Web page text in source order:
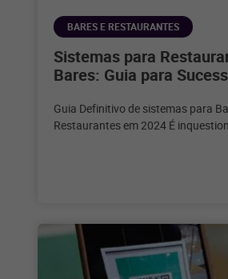
BARES E RESTAURANTES
Sistemas para
Bares: Guia para
Guia Definitivo de sistemas para
Restaurantes em 2024 É